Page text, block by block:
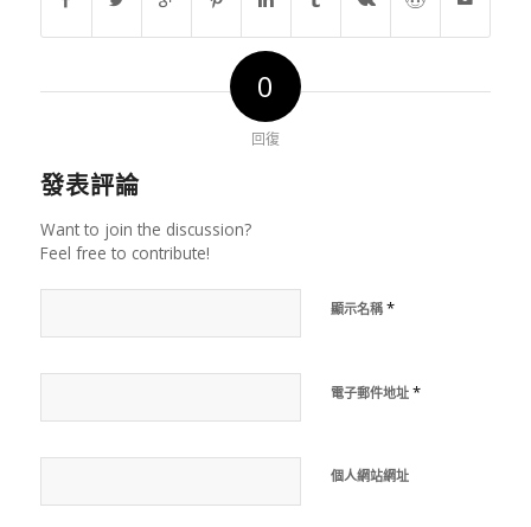
0
回復
發表評論
Want to join the discussion?
Feel free to contribute!
顯示名稱 *
電子郵件地址 *
個人網站網址